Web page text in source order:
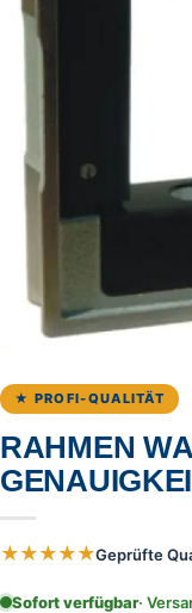
★ PROFI-QUALITÄT
RAHMEN
★★★★★Geprüfte
Sofort verfügbar·